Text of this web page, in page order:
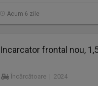
Acum 6 zile
Incarcator frontal nou,
Încărcătoare | 2024